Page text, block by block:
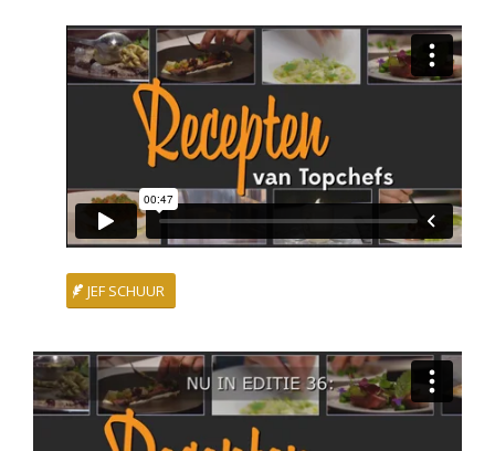
JEF SCHUUR